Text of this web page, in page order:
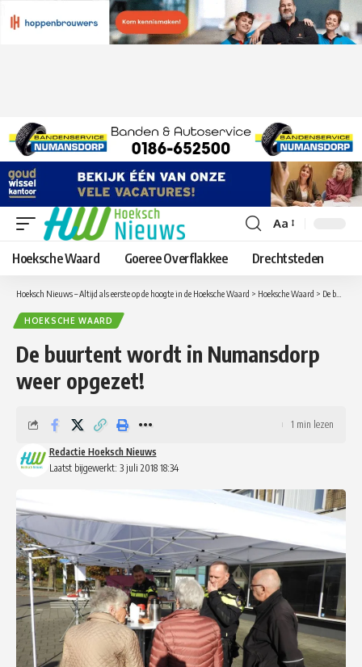
Lettergrootte
aanpassen
Aa
Hoeksche Waard Goeree Overflakkee Drechtsteden
Hoeksch Nieuws – Altijd als eerste op de hoogte in de Hoeksche Waard > Hoeksche Waard > De buurtent wordt in Numansdorp weer opgezet!
HOEKSCHE WAARD
De buurtent wordt in Numansdorp
weer opgezet!
Laatst bijgewerkt: 3 juli 2018 18:34
Redactie Hoeksch Nieuws
1 min lezen